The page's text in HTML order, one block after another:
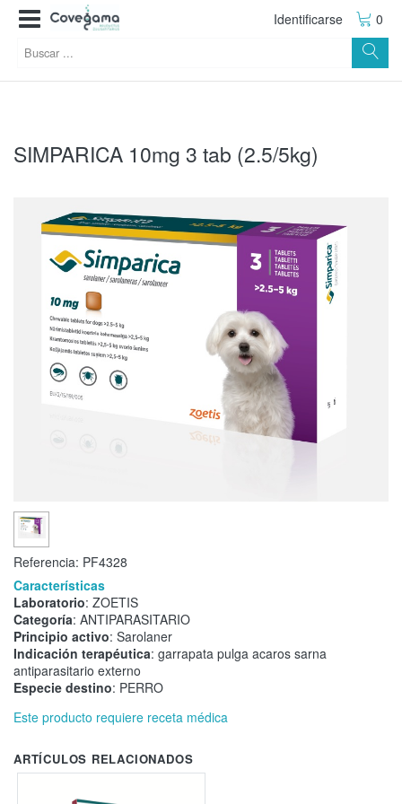
Identificarse 0
SIMPARICA 10mg 3 tab (2.5/5kg)
Referencia: PF4328
Características
Laboratorio: ZOETIS
Categoría: ANTIPARASITARIO
Principio activo: Sarolaner
Indicación terapéutica: garrapata pulga acaros sarna
antiparasitario externo
Especie destino: PERRO
Este producto requiere receta médica
ARTÍCULOS RELACIONADOS